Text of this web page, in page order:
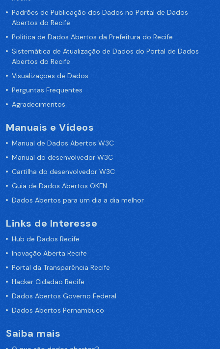
Padrões de Publicação dos Dados no Portal de Dados
Abertos do Recife
Política de Dados Abertos da Prefeitura do Recife
Sistemática de Atualização de Dados do Portal de Dados
Abertos do Recife
Visualizações de Dados
Perguntas Frequentes
Agradecimentos
Manuais e Vídeos
Manual de Dados Abertos W3C
Manual do desenvolvedor W3C
Cartilha do desenvolvedor W3C
Guia de Dados Abertos OKFN
Dados Abertos para um dia a dia melhor
Links de Interesse
Hub de Dados Recife
Inovação Aberta Recife
Portal da Transparência Recife
Hacker Cidadão Recife
Dados Abertos Governo Federal
Dados Abertos Pernambuco
Saiba mais